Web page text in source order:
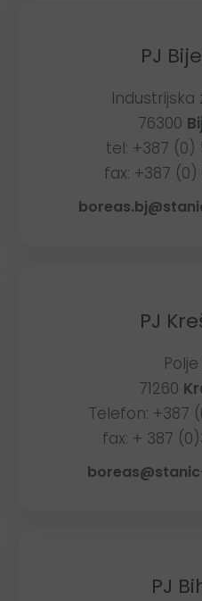
PJ
Industrijska
76300
tel: +387 (0)
fax: +387 (0)
PJ
71260
Telefon: +387
fax: + 387
PJ